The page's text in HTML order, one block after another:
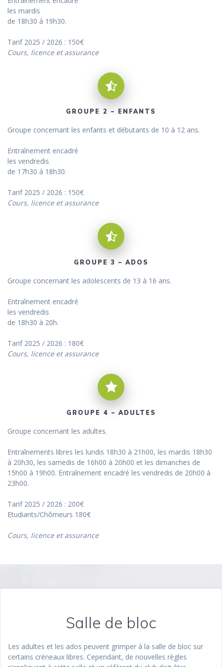
les mardis
de 18h30 à 19h30.
Tarif 2025 / 2026 : 150€
Cours, licence et assurance
GROUPE 2 – ENFANTS
Groupe concernant les enfants et débutants de 10 à 12 ans.
Entraînement encadré
les vendredis
de 17h30 à 18h30.
Tarif 2025 / 2026 : 150€
Cours, licence et assurance
GROUPE 3 – ADOS
Groupe concernant les adolescents de 13 à 16 ans.
Entraînement encadré
les vendredis
de 18h30 à 20h.
Tarif 2025 / 2026 : 180€
Cours, licence et assurance
GROUPE 4 – ADULTES
Groupe concernant les adultes.
Entraînements libres les lundis 18h30 à 21h00, les mardis 18h30
à 20h30, les samedis de 16h00 à 20h00 et les dimanches de
15h00 à 19h00. Entraînement encadré les vendredis de 20h00 à
23h00.
Tarif 2025 / 2026 : 200€
Etudiants/Chômeurs 180€
Cours, licence et assurance
Salle de bloc
Les adultes et les ados peuvent grimper à la salle de bloc sur
certains créneaux libres. Cependant, de nouvelles règles